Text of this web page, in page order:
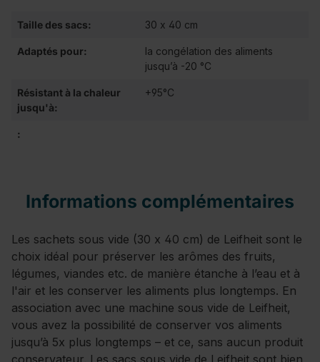
Taille des sacs: 30 x 40 cm
Adaptés pour:
la congélation des aliments
jusqu’à -20 °C
Résistant à la chaleur
jusqu'à:
+95°C
:
Informations complémentaires
Les sachets sous vide (30 x 40 cm) de Leifheit sont le
choix idéal pour préserver les arômes des fruits,
légumes, viandes etc. de manière étanche à l’eau et à
l'air et les conserver les aliments plus longtemps. En
association avec une machine sous vide de Leifheit,
vous avez la possibilité de conserver vos aliments
jusqu’à 5x plus longtemps – et ce, sans aucun produit
conservateur. Les sacs sous vide de Leifheit sont bien